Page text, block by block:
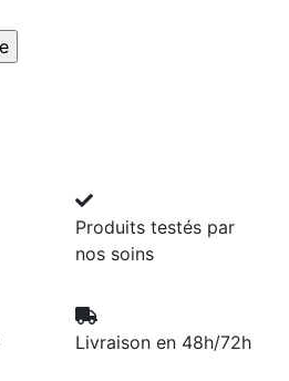
Produits testés par
nos soins
Livraison en 48h/72h